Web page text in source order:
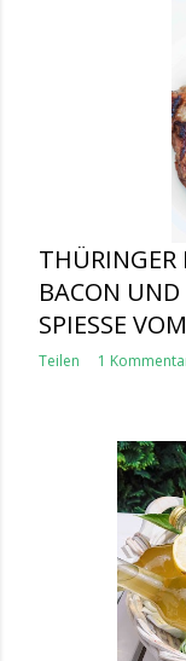
THÜRINGER
BACON UND
SPIESSE
Teilen 1